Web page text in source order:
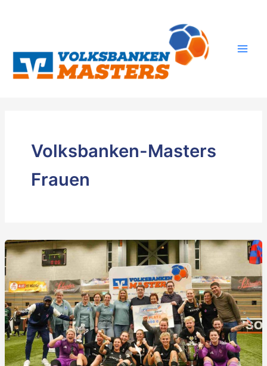
Volksbanken-Masters
Frauen